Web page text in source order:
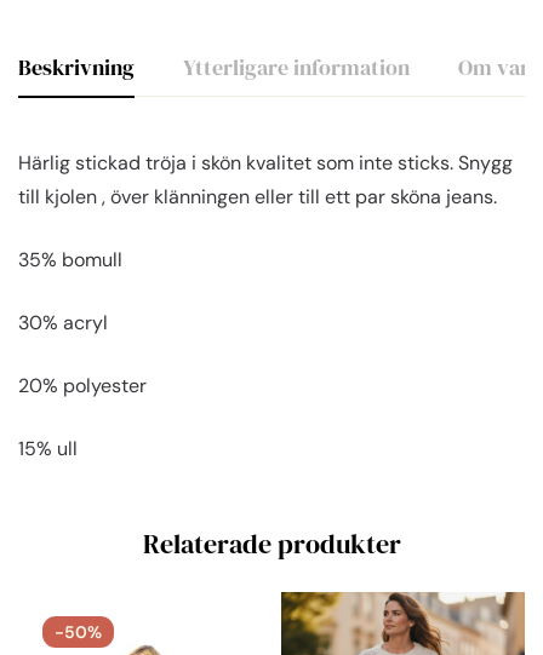
Beskrivning Ytterligare information Om
Härlig stickad tröja i skön kvalitet som inte sticks. Snygg
till kjolen , över klänningen eller till ett par sköna jeans.
35% bomull
30% acryl
20% polyester
15% ull
Relaterade produkter
-50%